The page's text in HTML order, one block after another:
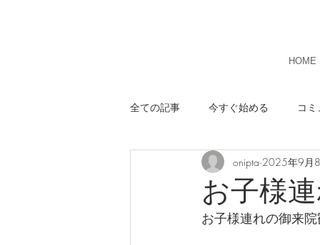
HOME
全ての記事 今すぐ始める コ
お子様
onipta 2025年9月
お子様連れの御来